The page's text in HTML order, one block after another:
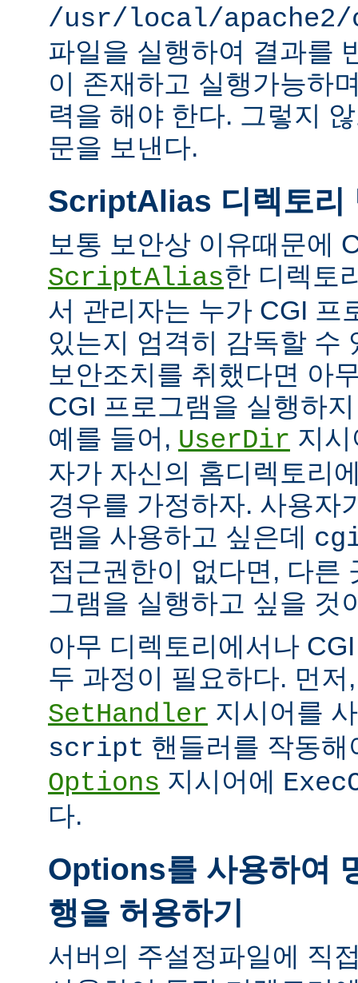
/usr/local/
파일을 실행하여 결과를
이 존재하고 실행가능하
력을 해야 한다. 그렇지
문을 보낸다.
ScriptAlias 디렉토리
보통 보안상 이유때문에
ScriptAlias한 디렉토
서 관리자는 누가 CGI 프
있는지 엄격히 감독할 수
보안조치를 취했다면 아
CGI 프로그램을 실행하
예를 들어, UserDir 지
자가 자신의 홈디렉토리
경우를 가정하자. 사용자
램을 사용하고 싶은데
접근권한이 없다면, 다른
그램을 실행하고 싶을 것
아무 디렉토리에서나
두 과정이 필요하다. 먼
SetHandler 지시어를
script 핸들러를 작동
Options 지시어에
다.
Options를 사용하여
행을 허용하기
서버의 주설정파일에 직